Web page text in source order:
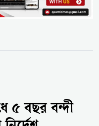
৫ বছর বন্দী